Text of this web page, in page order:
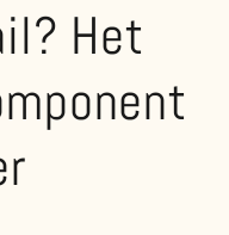
Het